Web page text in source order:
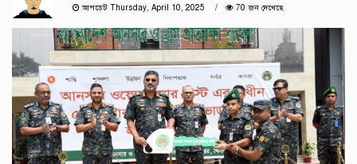
আপডেট Thursday, April 10, 2025
70 জন দেখেছে